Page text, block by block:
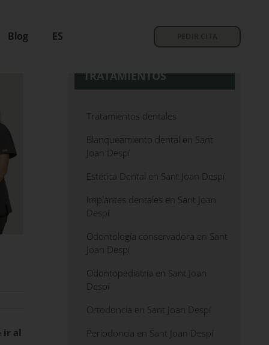
Blog ES PEDIR CITA
ir al
TRATAMIENTOS
Tratamientos dentales
Blanqueamiento dental en Sant
Joan Despí
Estética Dental en Sant Joan Despí
Implantes dentales en Sant Joan
Despí
Odontología conservadora en Sant
Joan Despí
Odontopediatría en Sant Joan
Despí
Ortodoncia en Sant Joan Despí
Periodoncia en Sant Joan Despí